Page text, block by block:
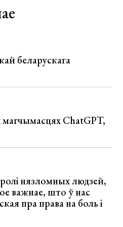
беларускага
ChatGPT,
нязломных людзей,
важнае, што ў нас
пра права на боль і